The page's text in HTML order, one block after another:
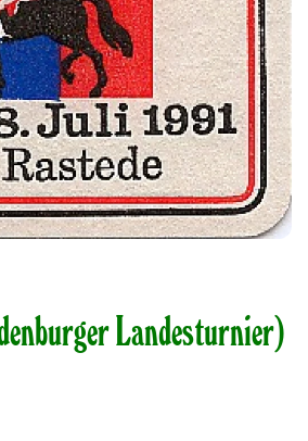
Landesturnier)